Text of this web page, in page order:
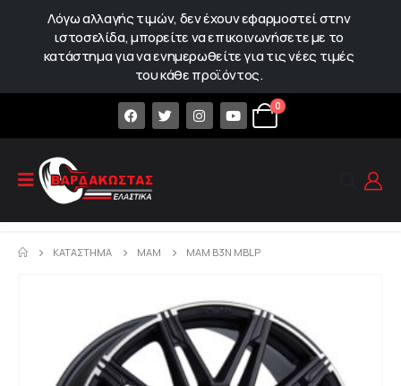
Λόγω αλλαγής τιμών, δεν έχουν εφαρμοστεί στην
ιστοσελίδα, μπορείτε να επικοινωνήσετε με το
κατάστημα για να ενημερωθείτε για τις νέες τιμές
του κάθε προϊόντος.
0
ΚΑΤΆΣΤΗΜΑ MAM MAM B3N MBLP